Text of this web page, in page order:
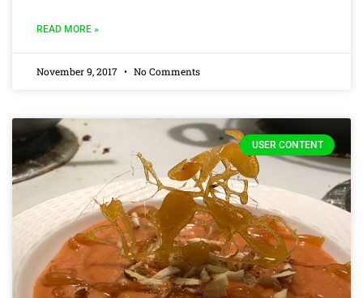
READ MORE »
November 9, 2017 No Comments
USER CONTENT